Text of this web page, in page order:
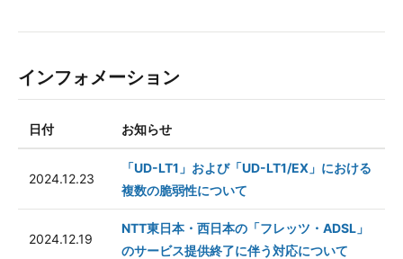
インフォメーション
日付 お知らせ
2024.12.23
「UD-LT1」および「UD-LT1/EX」における
複数の脆弱性について
2024.12.19
NTT東日本・西日本の「フレッツ・ADSL」
のサービス提供終了に伴う対応について